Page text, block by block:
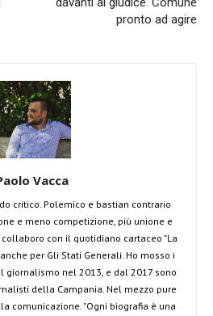
pronto ad agire
Vacca
critico. Polemico e bastian contrario
e meno competizione, più unione e
con il quotidiano cartaceo "La
per Gli Stati Generali. Ho mosso i
giornalismo nel 2013, e dal 2017 sono
della Campania. Nel mezzo pure
comunicazione. "Ogni biografia è una